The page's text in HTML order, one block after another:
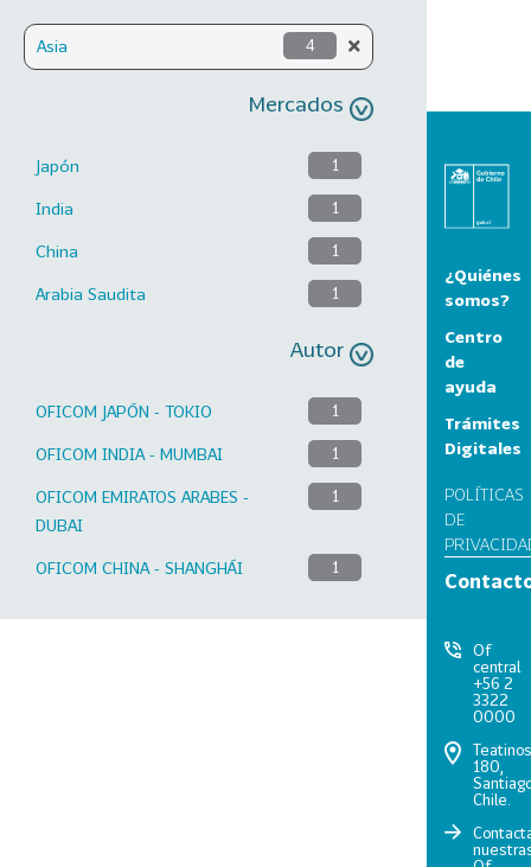
Asia 4
Mercados
Japón 1
India 1
China 1
Arabia Saudita 1
Autor
OFICOM JAPÓN - TOKIO 1
OFICOM INDIA - MUMBAI 1
OFICOM EMIRATOS ARABES -
DUBAI
1
OFICOM CHINA - SHANGHÁI 1
¿Quiénes
somos?
Centro
de
ayuda
Trámites
Digitales
POLÍTICAS
DE
Of
central
+56 2
3322
0000
Teatinos
180,
Chile.